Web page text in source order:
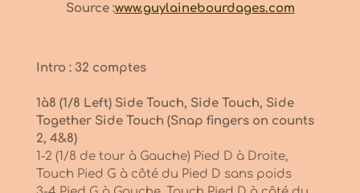
Source :www.guylainebourdages.com
Intro : 32 comptes
1à8 (1/8 Left) Side Touch, Side Touch, Side
Together Side Touch (Snap fingers on counts
2, 4&8)
1-2 (1/8 de tour à Gauche) Pied D à Droite,
Touch Pied G à côté du Pied D sans poids